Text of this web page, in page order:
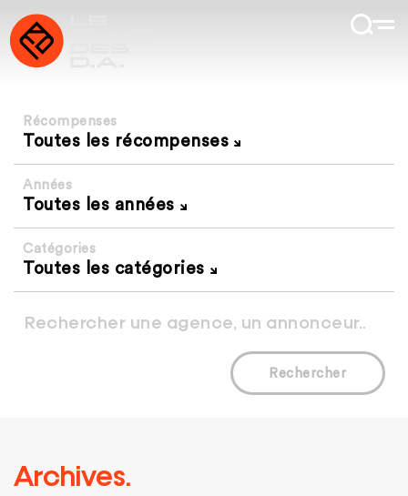
Récompenses
Toutes les récompenses
Années
Toutes les années
Catégories
Toutes les catégories
Rechercher
Archives.